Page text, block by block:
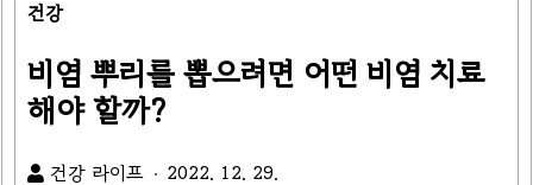
건강
비염 뿌리를 뽑으려면 어떤 비염 치료
해야 할까?
건강 라이프 2022. 12. 29.